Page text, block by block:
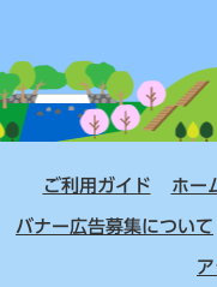
ご利用ガイド ホー
バナー広告募集について